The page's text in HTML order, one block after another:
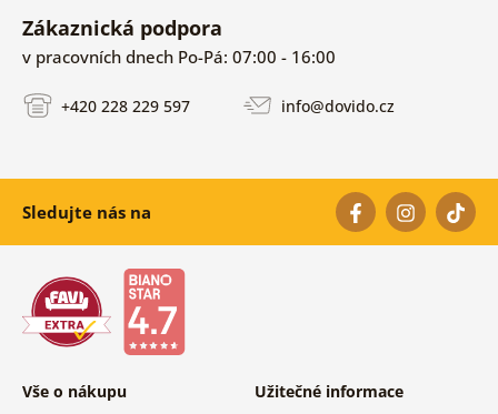
Zákaznická podpora
v pracovních dnech Po-Pá: 07:00 - 16:00
+420 228 229 597 info@dovido.cz
Sledujte nás na
Vše o nákupu Užitečné informace